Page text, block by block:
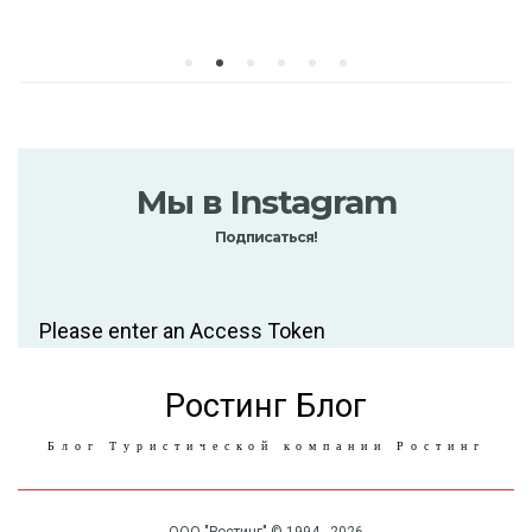
Мы в Instagram
Подписаться!
Please enter an Access Token
Ростинг Блог
Блог Туристической компании Ростинг